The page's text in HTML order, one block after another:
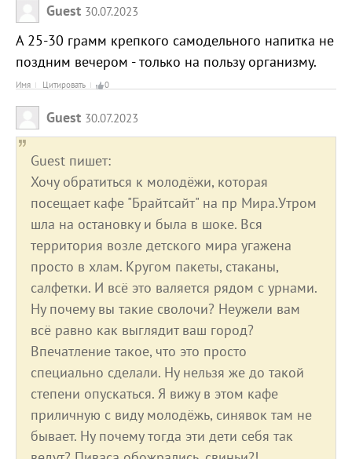
Guest 30.07.2023
А 25-30 грамм крепкого самодельного напитка не
поздним вечером - только на пользу организму.
Имя Цитировать 0
Guest 30.07.2023
Guest пишет:
Хочу обратиться к молодёжи, которая
посещает кафе "Брайтсайт" на пр Мира.Утром
шла на остановку и была в шоке. Вся
территория возле детского мира угажена
просто в хлам. Кругом пакеты, стаканы,
салфетки. И всё это валяется рядом с урнами.
Ну почему вы такие сволочи? Неужели вам
всё равно как выглядит ваш город?
Впечатление такое, что это просто
специально сделали. Ну нельзя же до такой
степени опускаться. Я вижу в этом кафе
приличную с виду молодёжь, синявок там не
бывает. Ну почему тогда эти дети себя так